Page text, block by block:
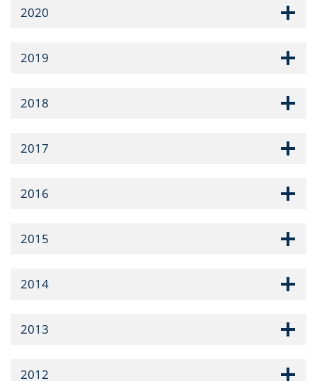
2020
2019
2018
2017
2016
2015
2014
2013
2012